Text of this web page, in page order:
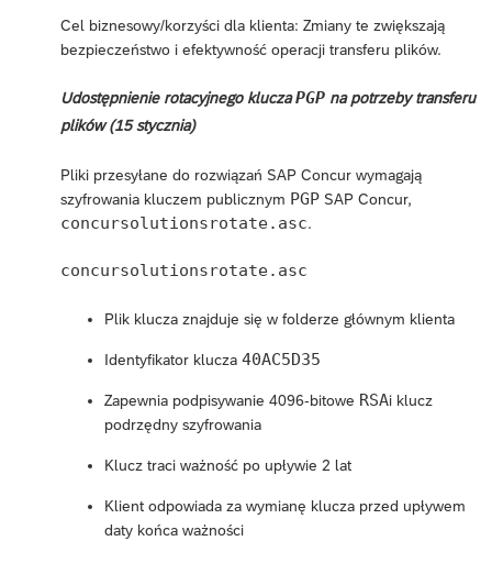
Cel biznesowy/korzyści dla klienta: Zmiany te zwiększają
bezpieczeństwo i efektywność operacji transferu plików.
Udostępnienie rotacyjnego kluczaPGP na potrzeby transferu
plików (15 stycznia)
Pliki przesyłane do rozwiązań SAP Concur wymagają
szyfrowania kluczem publicznym PGP SAP Concur,
concursolutionsrotate.asc.
concursolutionsrotate.asc
Plik klucza znajduje się w folderze głównym klienta
Identyfikator klucza 40AC5D35
Zapewnia podpisywanie 4096-bitowe RSAi klucz
podrzędny szyfrowania
Klucz traci ważność po upływie 2 lat
Klient odpowiada za wymianę klucza przed upływem
daty końca ważności